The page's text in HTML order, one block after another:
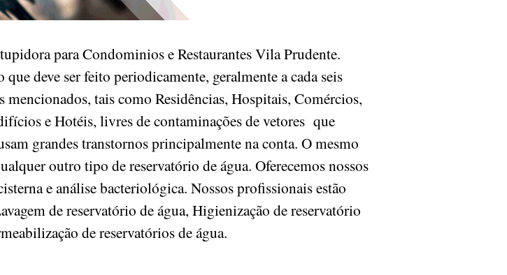
para Condominios e Restaurantes Vila Prudente.
deve ser feito periodicamente, geralmente a cada seis
mencionados, tais como Residências, Hospitais, Comércios,
e Hotéis, livres de contaminações de vetores que
grandes transtornos principalmente na conta. O mesmo
outro tipo de reservatório de água. Oferecemos nossos
e análise bacteriológica. Nossos profissionais estão
de reservatório de água, Higienização de reservatório
de reservatórios de água.